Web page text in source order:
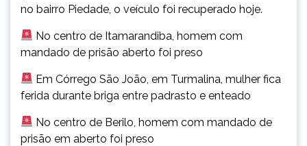
no bairro Piedade, o veículo foi recuperado hoje.
No centro de Itamarandiba, homem com
mandado de prisão aberto foi preso
Em Córrego São João, em Turmalina, mulher fica
ferida durante briga entre padrasto e enteado
No centro de Berilo, homem com mandado de
prisão em aberto foi preso